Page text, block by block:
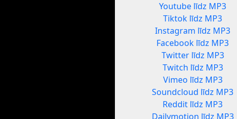
Youtube līdz MP3
Tiktok līdz MP3
Instagram līdz MP3
Facebook līdz MP3
Twitter līdz MP3
Twitch līdz MP3
Vimeo līdz MP3
Soundcloud līdz MP3
Reddit līdz MP3
Dailymotion līdz MP3